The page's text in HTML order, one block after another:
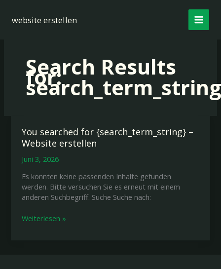
springen
website erstellen
Search Results
for:
search_term_string
You searched for {search_term_string} –
Website erstellen
Juni 3, 2026
Es konnten keine passenden Inhalte gefunden
werden. Bitte versuchen Sie es erneut mit einem
anderen Suchbegriff. Suche Suche nach:
You
Weiterlesen »